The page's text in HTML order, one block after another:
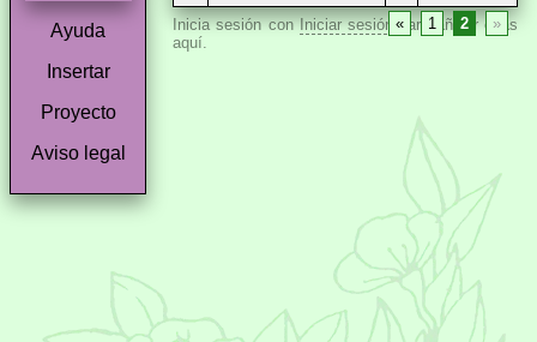
Ayuda
Insertar
Proyecto
Aviso legal
« 1 2 »
Inicia sesión conIniciar sesión para añadir citas
aquí.